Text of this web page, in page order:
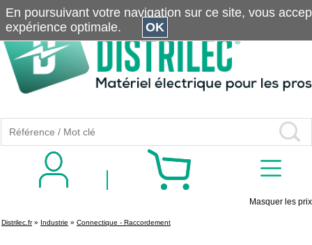
Masquer les prix
Distrilec.fr» Industrie » Connectique - Raccordement
En poursuivant votre navigation sur ce site, vous
expérience optimale.
OK